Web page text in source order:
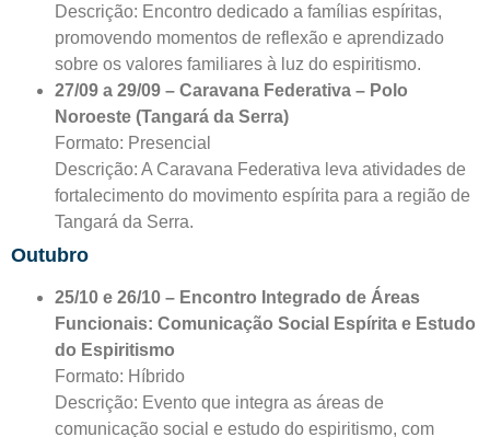
Descrição: Encontro dedicado a famílias espíritas,
promovendo momentos de reflexão e aprendizado
sobre os valores familiares à luz do espiritismo.
27/09 a 29/09 – Caravana Federativa – Polo
Noroeste (Tangará da Serra)
Formato: Presencial
Descrição: A Caravana Federativa leva atividades de
fortalecimento do movimento espírita para a região de
Tangará da Serra.
Outubro
25/10 e 26/10 – Encontro Integrado de Áreas
Funcionais: Comunicação Social Espírita e Estudo
do Espiritismo
Formato: Híbrido
Descrição: Evento que integra as áreas de
comunicação social e estudo do espiritismo, com